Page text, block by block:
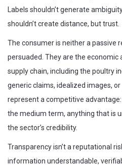
Labels shouldn’t generate
shouldn’t create distance, but trust.
The consumer is neither a passive
persuaded. They are the
supply chain, including the poultry
generic claims, idealized images,
represent a competitive
the medium term, anything that is
the sector’s credibility.
Transparency isn’t a reputational
information understandable,